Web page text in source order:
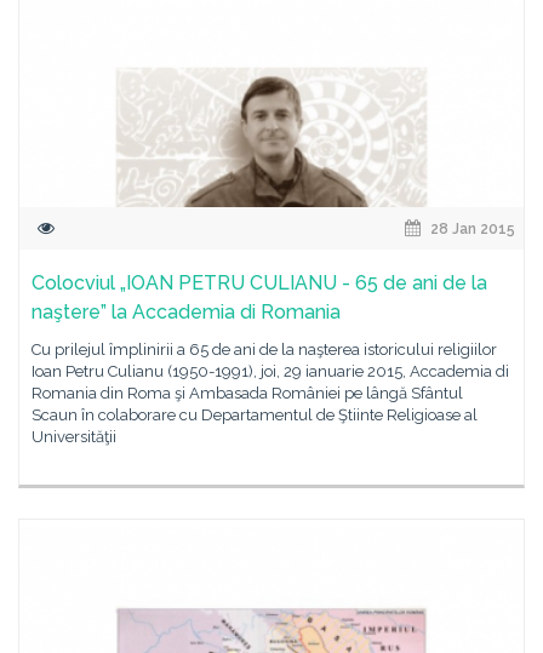
28 Jan 2015
Colocviul „IOAN PETRU CULIANU - 65 de ani de la
naştere” la Accademia di Romania
Cu prilejul împlinirii a 65 de ani de la naşterea istoricului religiilor
Ioan Petru Culianu (1950-1991), joi, 29 ianuarie 2015, Accademia di
Romania din Roma şi Ambasada României pe lângă Sfântul
Scaun în colaborare cu Departamentul de Ştiinte Religioase al
Universităţii